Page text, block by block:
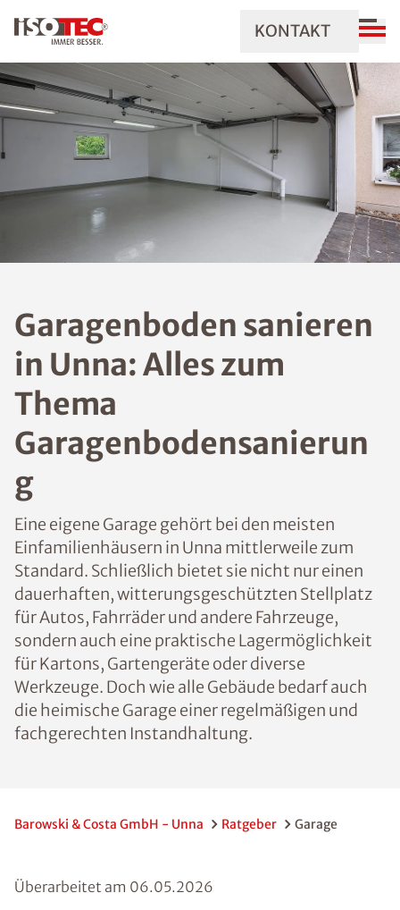
KONTAKT
Garagenboden sanieren
in Unna: Alles zum
Thema
Garagenbodensanierun
g
Eine eigene Garage gehört bei den meisten
Einfamilienhäusern in Unna mittlerweile zum
Standard. Schließlich bietet sie nicht nur einen
dauerhaften, witterungsgeschützten Stellplatz
für Autos, Fahrräder und andere Fahrzeuge,
sondern auch eine praktische Lagermöglichkeit
für Kartons, Gartengeräte oder diverse
Werkzeuge. Doch wie alle Gebäude bedarf auch
die heimische Garage einer regelmäßigen und
fachgerechten Instandhaltung.
Barowski & Costa GmbH - Unna Ratgeber Garage
Überarbeitet am 06.05.2026